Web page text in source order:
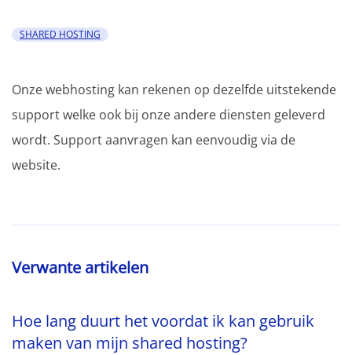
SHARED HOSTING
Onze webhosting kan rekenen op dezelfde uitstekende
support welke ook bij onze andere diensten geleverd
wordt. Support aanvragen kan eenvoudig via de
website.
Verwante artikelen
Hoe lang duurt het voordat ik kan gebruik
maken van mijn shared hosting?